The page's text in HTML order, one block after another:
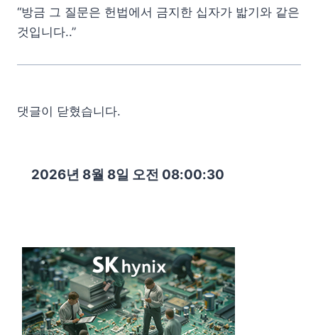
“방금 그 질문은 헌법에서 금지한 십자가 밟기와 같은
것입니다..”
댓글이 닫혔습니다.
2026년 8월 8일 오전 08:00:31